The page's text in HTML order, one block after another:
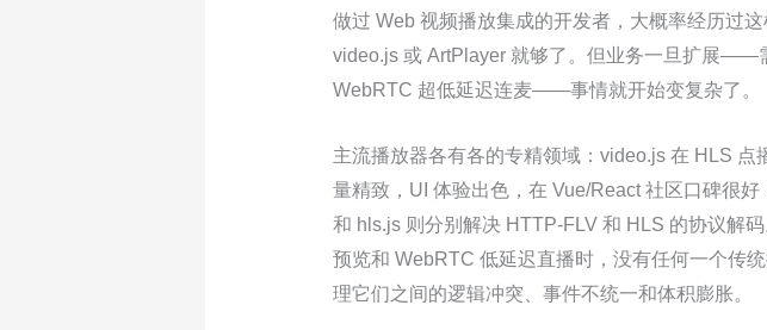
做过 Web 视频播放集成的开发者，大概率经历过
video.js 或 ArtPlayer 就够了。但业务一旦扩展——
WebRTC 超低延迟连麦——事情就开始变复杂了。
主流播放器各有各的专精领域：video.js 在 HLS
量精致，UI 体验出色，在 Vue/React 社区口碑很
和 hls.js 则分别解决 HTTP-FLV 和 HLS 的协议解
预览和 WebRTC 低延迟直播时，没有任何一个传
理它们之间的逻辑冲突、事件不统一和体积膨胀。